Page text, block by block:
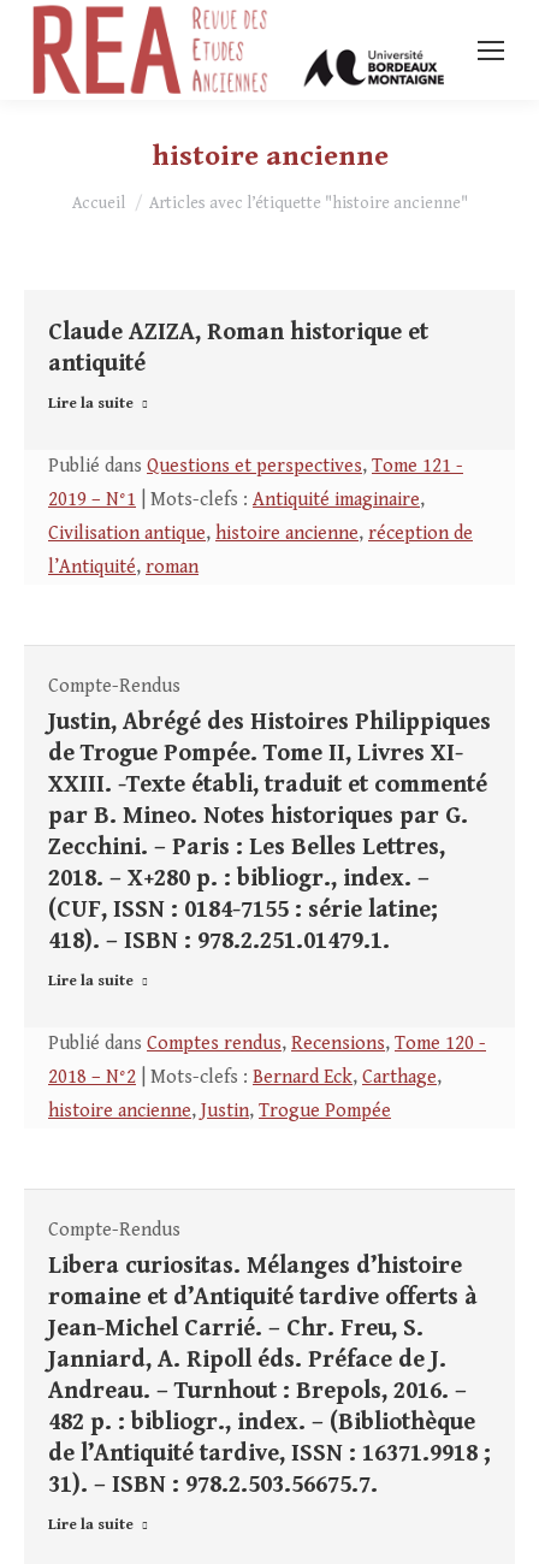
histoire ancienne
Vous êtes ici :
Accueil Articles avec l’étiquette "histoire ancienne"
Claude AZIZA, Roman historique et
antiquité
Lire la suite
Publié dans Questions et perspectives, Tome 121 -
2019 – N°1 | Mots-clefs : Antiquité imaginaire,
Civilisation antique, histoire ancienne, réception de
l’Antiquité, roman
Compte-Rendus
Justin, Abrégé des Histoires Philippiques
de Trogue Pompée. Tome II, Livres XI-
XXIII. -Texte établi, traduit et commenté
par B. Mineo. Notes historiques par G.
Zecchini. – Paris : Les Belles Lettres,
2018. – X+280 p. : bibliogr., index. –
(CUF, ISSN : 0184-7155 : série latine;
418). – ISBN : 978.2.251.01479.1.
Lire la suite
Publié dans Comptes rendus, Recensions, Tome 120 -
2018 – N°2 | Mots-clefs : Bernard Eck, Carthage,
histoire ancienne, Justin, Trogue Pompée
Compte-Rendus
Libera curiositas. Mélanges d’histoire
romaine et d’Antiquité tardive offerts à
Jean-Michel Carrié. – Chr. Freu, S.
Janniard, A. Ripoll éds. Préface de J.
Andreau. – Turnhout : Brepols, 2016. –
482 p. : bibliogr., index. – (Bibliothèque
de l’Antiquité tardive, ISSN : 16371.9918 ;
31). – ISBN : 978.2.503.56675.7.
Lire la suite